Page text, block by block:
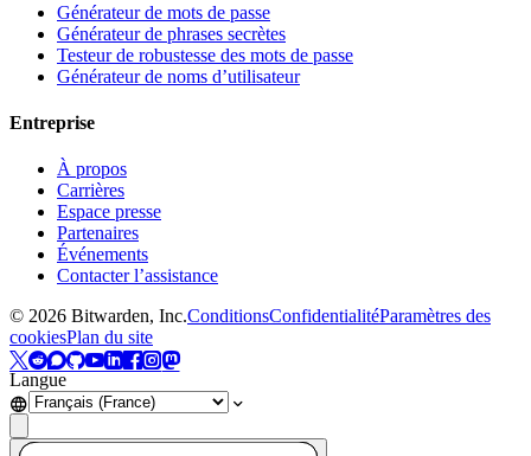
Générateur de mots de passe
Générateur de phrases secrètes
Testeur de robustesse des mots de passe
Générateur de noms d’utilisateur
Entreprise
À propos
Carrières
Espace presse
Partenaires
Événements
Contacter l’assistance
© 2026 Bitwarden, Inc.ConditionsConfidentialitéParamètres des
cookiesPlan du site
Langue